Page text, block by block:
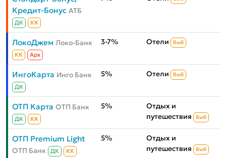
Кредит-Бонус АТБ
ДК КК
ЛокоДжем Локо-Банк
КК Aрх
3-7% Отели Выб
ИнгоКарта Инго Банк
ДК
5% Отели Выб
ОТП Карта ОТП Банк
ДК КК
5%
Отдых и
путешествия
Выб
ОТП Premium Light
ОТП Банк ДК КК
5%
Отдых и
путешествия
Выб